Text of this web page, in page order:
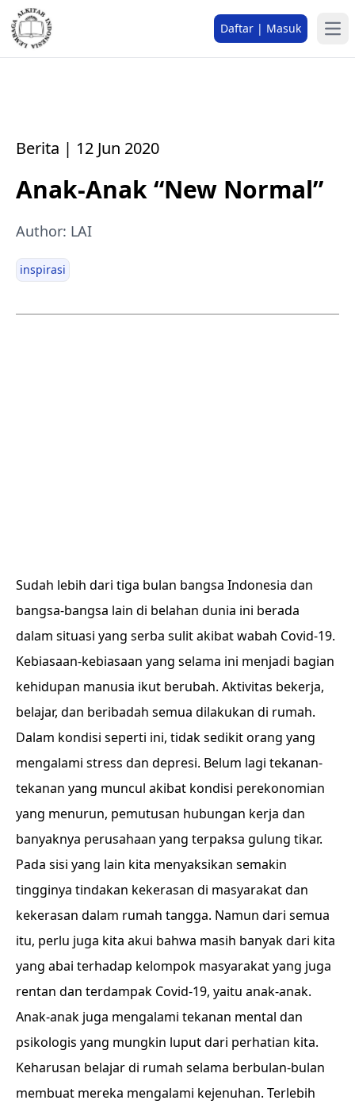
Daftar | Masuk
Berita | 12 Jun 2020
Anak-Anak “New Normal”
Author: LAI
inspirasi
Sudah lebih dari tiga bulan bangsa Indonesia dan
bangsa-bangsa lain di belahan dunia ini berada
dalam situasi yang serba sulit akibat wabah Covid-19.
Kebiasaan-kebiasaan yang selama ini menjadi bagian
kehidupan manusia ikut berubah. Aktivitas bekerja,
belajar, dan beribadah semua dilakukan di rumah.
Dalam kondisi seperti ini, tidak sedikit orang yang
mengalami stress dan depresi. Belum lagi tekanan-
tekanan yang muncul akibat kondisi perekonomian
yang menurun, pemutusan hubungan kerja dan
banyaknya perusahaan yang terpaksa gulung tikar.
Pada sisi yang lain kita menyaksikan semakin
tingginya tindakan kekerasan di masyarakat dan
kekerasan dalam rumah tangga. Namun dari semua
itu, perlu juga kita akui bahwa masih banyak dari kita
yang abai terhadap kelompok masyarakat yang juga
rentan dan terdampak Covid-19, yaitu anak-anak.
Anak-anak juga mengalami tekanan mental dan
psikologis yang mungkin luput dari perhatian kita.
Keharusan belajar di rumah selama berbulan-bulan
membuat mereka mengalami kejenuhan. Terlebih